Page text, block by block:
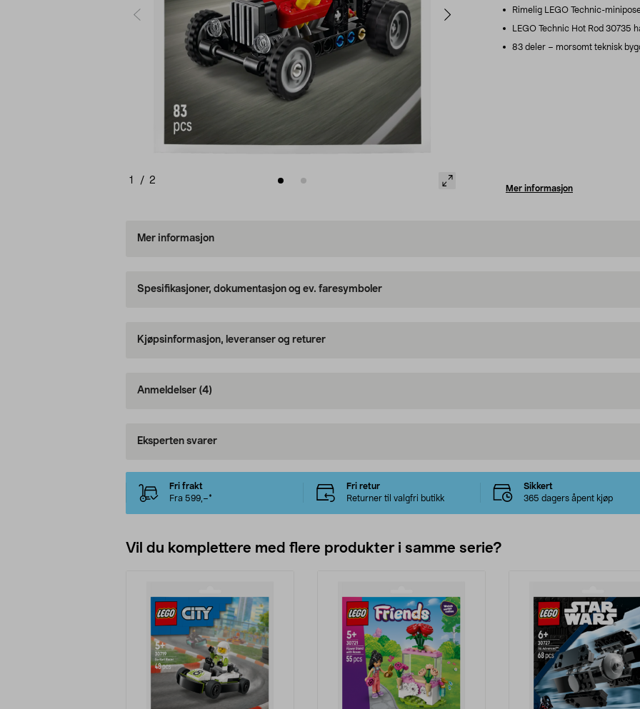
1 / 2
Rimelig LEGO Technic-
LEGO Technic Hot Rod 30735
83 deler – morsomt teknisk
Mer informasjon
Mer informasjon
Spesifikasjoner, dokumentasjon og ev. faresymboler
Kjøpsinformasjon, leveranser og returer
Anmeldelser (4)
Eksperten svarer
Fri frakt
Fra 599,–*
Fri retur
Returner til valgfri butikk
Sikkert
365 dagers åpent kjøp
Vil du komplettere med flere produkter i samme serie?